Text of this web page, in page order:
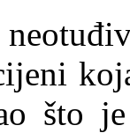
što